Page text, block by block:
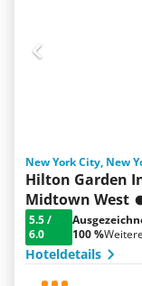
New York City, New
Hilton Garden
Midtown West
5.5/
6.0
100 %
Hoteldetails